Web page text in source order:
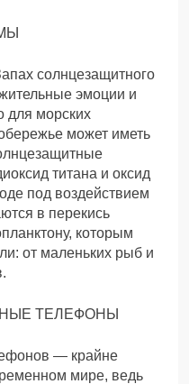
солнцезащитного
эмоции и
для морских
может иметь
титана и оксид
под воздействием
в перекись
которым
от маленьких рыб и
ТЕЛЕФОНЫ
— крайне
мире, ведь